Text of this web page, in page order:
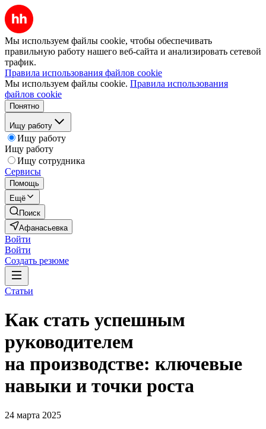
Мы используем файлы cookie, чтобы обеспечивать
правильную работу нашего веб-сайта и анализировать сетевой
трафик.
Правила использования файлов cookie
Мы используем файлы cookie. Правила использования
файлов cookie
Понятно
Ищу работу
Ищу работу
Ищу работу
Ищу сотрудника
Сервисы
Помощь
Ещё
Поиск
Афанасьевка
Войти
Войти
Создать резюме
Статьи
Как стать успешным
руководителем
на производстве: ключевые
навыки и точки роста
24 марта 2025